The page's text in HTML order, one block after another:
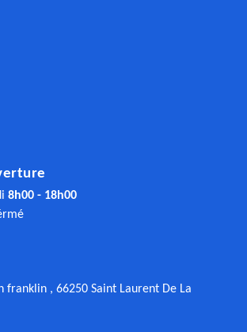
8h00 - 18h00
franklin , 66250 Saint Laurent De La